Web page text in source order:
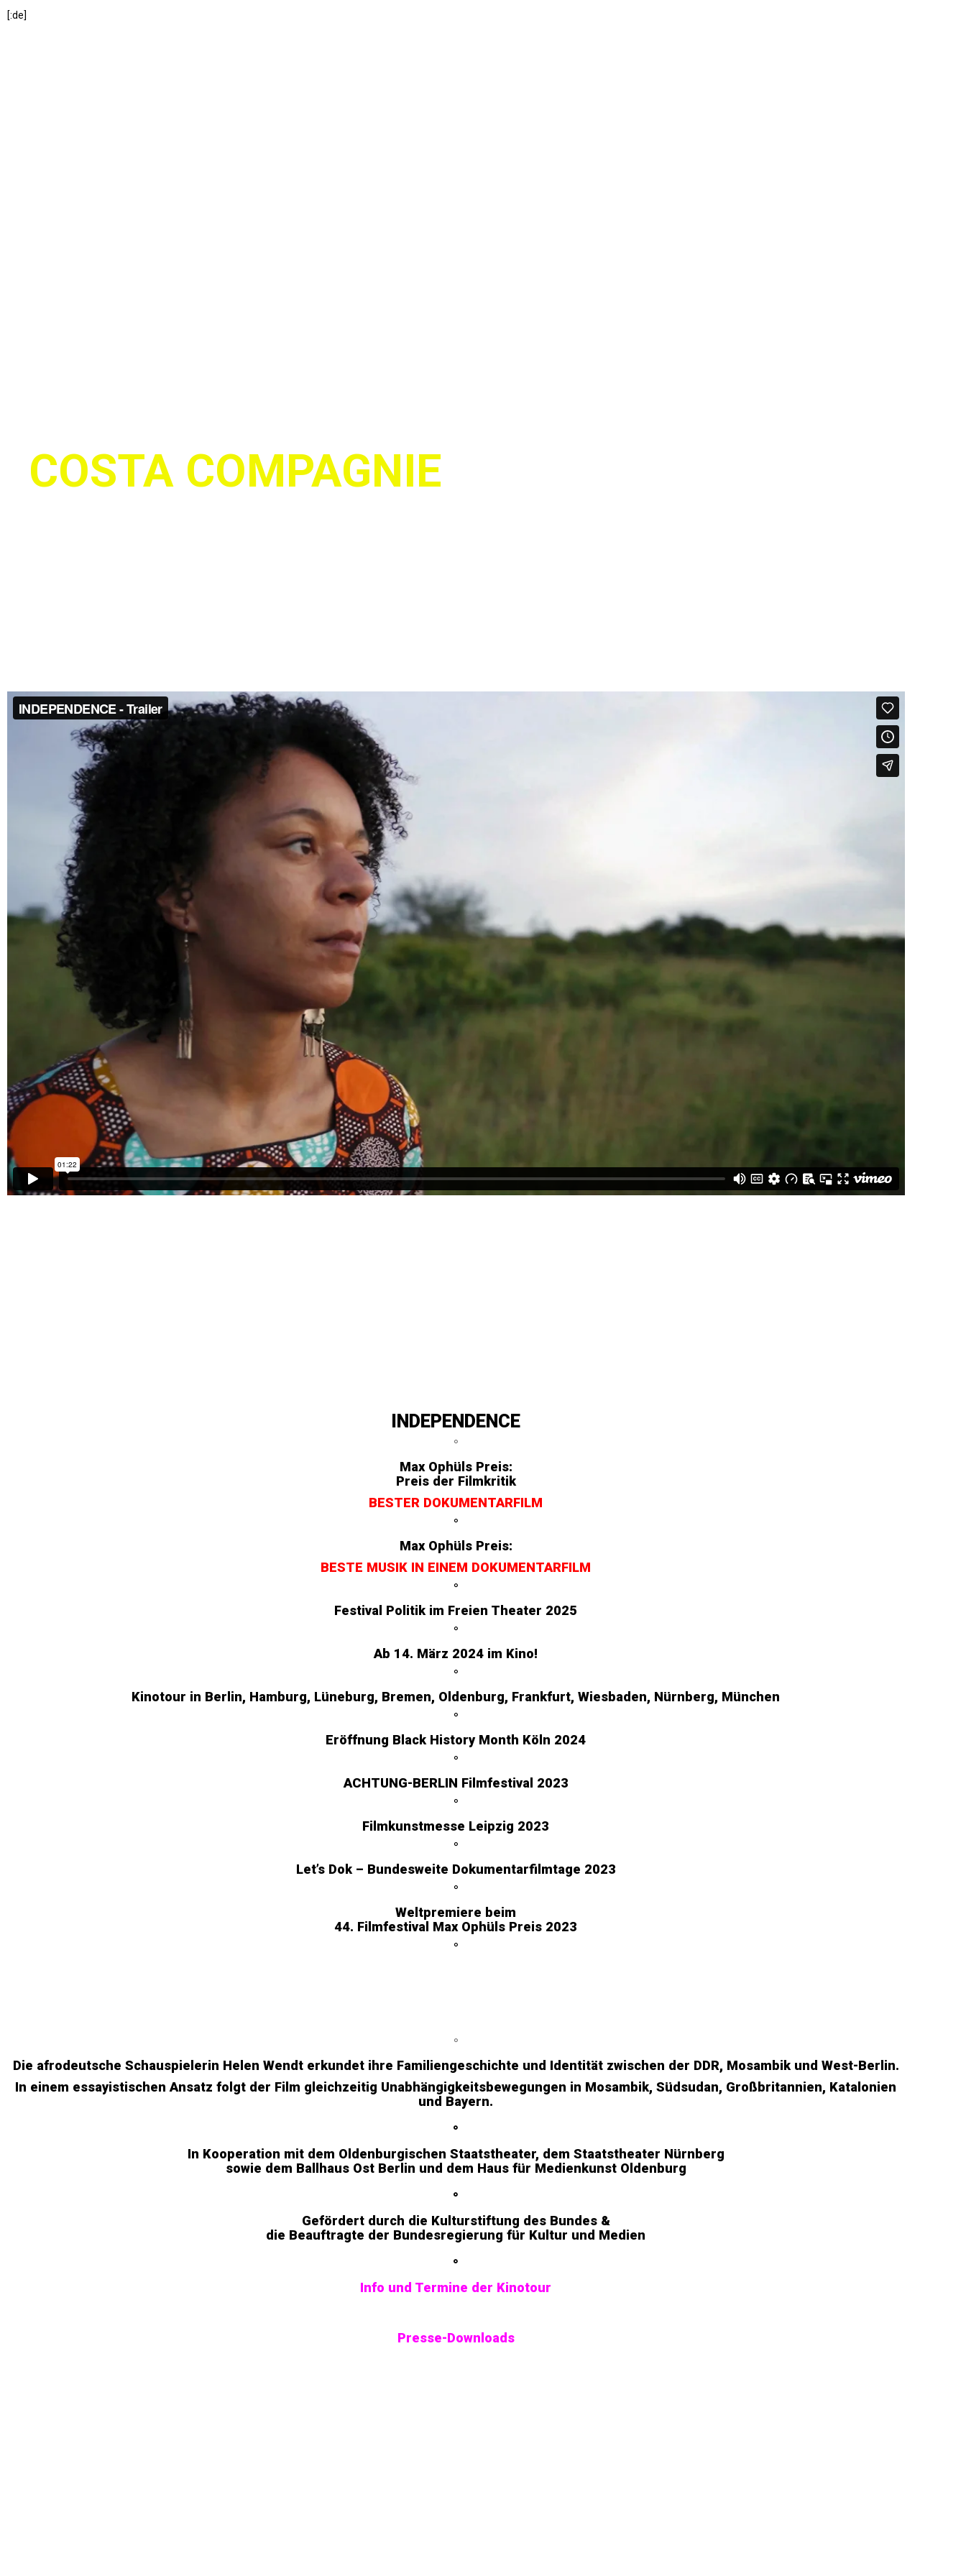
[:de]
COSTA COMPAGNIE
INDEPENDENCE
°
Max Ophüls Preis:
Preis der Filmkritik
BESTER DOKUMENTARFILM
°
Max Ophüls Preis:
BESTE MUSIK IN EINEM DOKUMENTARFILM
°
Festival Politik im Freien Theater 2025
°
Ab 14. März 2024 im Kino!
°
Kinotour in Berlin, Hamburg, Lüneburg, Bremen, Oldenburg, Frankfurt, Wiesbaden, Nürnberg, München
°
Eröffnung Black History Month Köln 2024
°
ACHTUNG-BERLIN Filmfestival 2023
°
Filmkunstmesse Leipzig 2023
°
Let’s Dok – Bundesweite Dokumentarfilmtage 2023
°
Weltpremiere beim
44. Filmfestival Max Ophüls Preis 2023
°
°
Die afrodeutsche Schauspielerin Helen Wendt erkundet ihre Familiengeschichte und Identität zwischen der DDR, Mosambik und West-Berlin.
In einem essayistischen Ansatz folgt der Film gleichzeitig Unabhängigkeitsbewegungen in Mosambik, Südsudan, Großbritannien, Katalonien
und Bayern.
°
In Kooperation mit dem Oldenburgischen Staatstheater, dem Staatstheater Nürnberg
sowie dem Ballhaus Ost Berlin und dem Haus für Medienkunst Oldenburg
°
Gefördert durch die Kulturstiftung des Bundes &
die Beauftragte der Bundesregierung für Kultur und Medien
°
Info und Termine der Kinotour
Presse-Downloads